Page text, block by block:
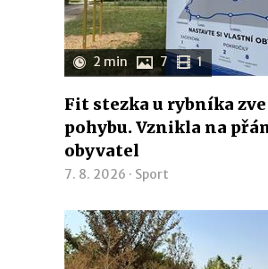
2 min 7 1
Fit stezka u rybníka
pohybu. Vznikla na
obyvatel
7. 8. 2026 · Sport